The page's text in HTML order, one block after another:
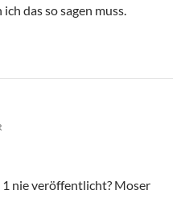
das so sagen muss.
nie veröffentlicht? Moser